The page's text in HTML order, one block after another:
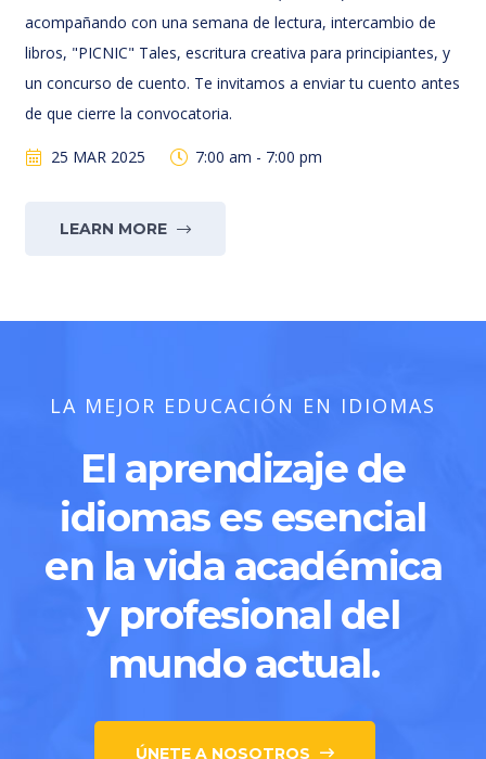
acompañando con una semana de lectura, intercambio de
libros, "PICNIC" Tales, escritura creativa para principiantes, y
un concurso de cuento. Te invitamos a enviar tu cuento antes
de que cierre la convocatoria.
25 MAR 2025 7:00 am - 7:00 pm
LEARN MORE
LA MEJOR EDUCACIÓN EN IDIOMAS
El aprendizaje de
idiomas es esencial
en la vida académica
y profesional del
mundo actual.
ÚNETE A NOSOTROS